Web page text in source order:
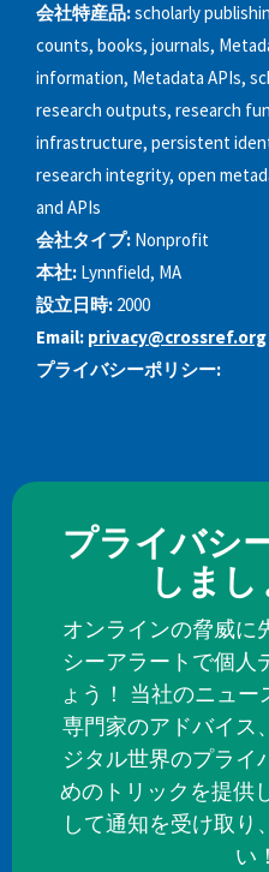
会社特産品:scholarly
counts, books, journals,
information, Metadata APIs,
research outputs, research
infrastructure, persistent
research integrity, open
and APIs
会社タイプ: Nonprofit
本社: Lynnfield, MA
設立日時: 2000
Email: privacy@crossref.org
プライバシーポリシー:
プライバシ
しまし
オンラインの脅威に
シーアラートで個人
ょう！ 当社のニュ
専門家のアドバイス
ジタル世界のプライ
めのトリックを提供
して通知を受け取り
い！